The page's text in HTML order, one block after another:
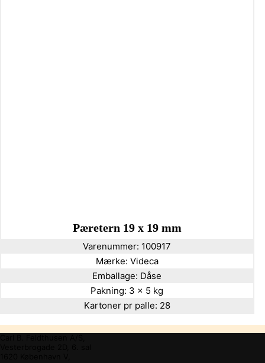
Pæretern 19 x 19 mm
Varenummer: 100917
Mærke: Videca
Emballage: Dåse
Pakning: 3 x 5 kg
Kartoner pr palle: 28